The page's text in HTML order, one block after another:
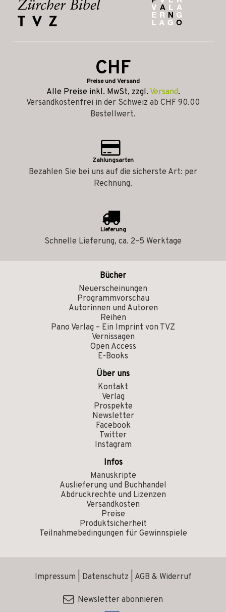
CHF
Preise und Versand
Alle Preise inkl. MwSt, zzgl. Versand.
Versandkostenfrei in der Schweiz ab CHF 90.00
Bestellwert.
Zahlungsarten
Bezahlen Sie bei uns auf die sicherste Art: per
Rechnung.
Lieferung
Schnelle Lieferung, ca. 2–5 Werktage
Bücher
Neuerscheinungen
Programmvorschau
Autorinnen und Autoren
Reihen
Pano Verlag – Ein Imprint von TVZ
Vernissagen
Open Access
E-Books
Über uns
Kontakt
Verlag
Prospekte
Newsletter
Facebook
Twitter
Instagram
Infos
Manuskripte
Auslieferung und Buchhandel
Abdruckrechte und Lizenzen
Versandkosten
Preise
Produktsicherheit
Teilnahmebedingungen für Gewinnspiele
Impressum Datenschutz AGB & Widerruf
Newsletter abonnieren